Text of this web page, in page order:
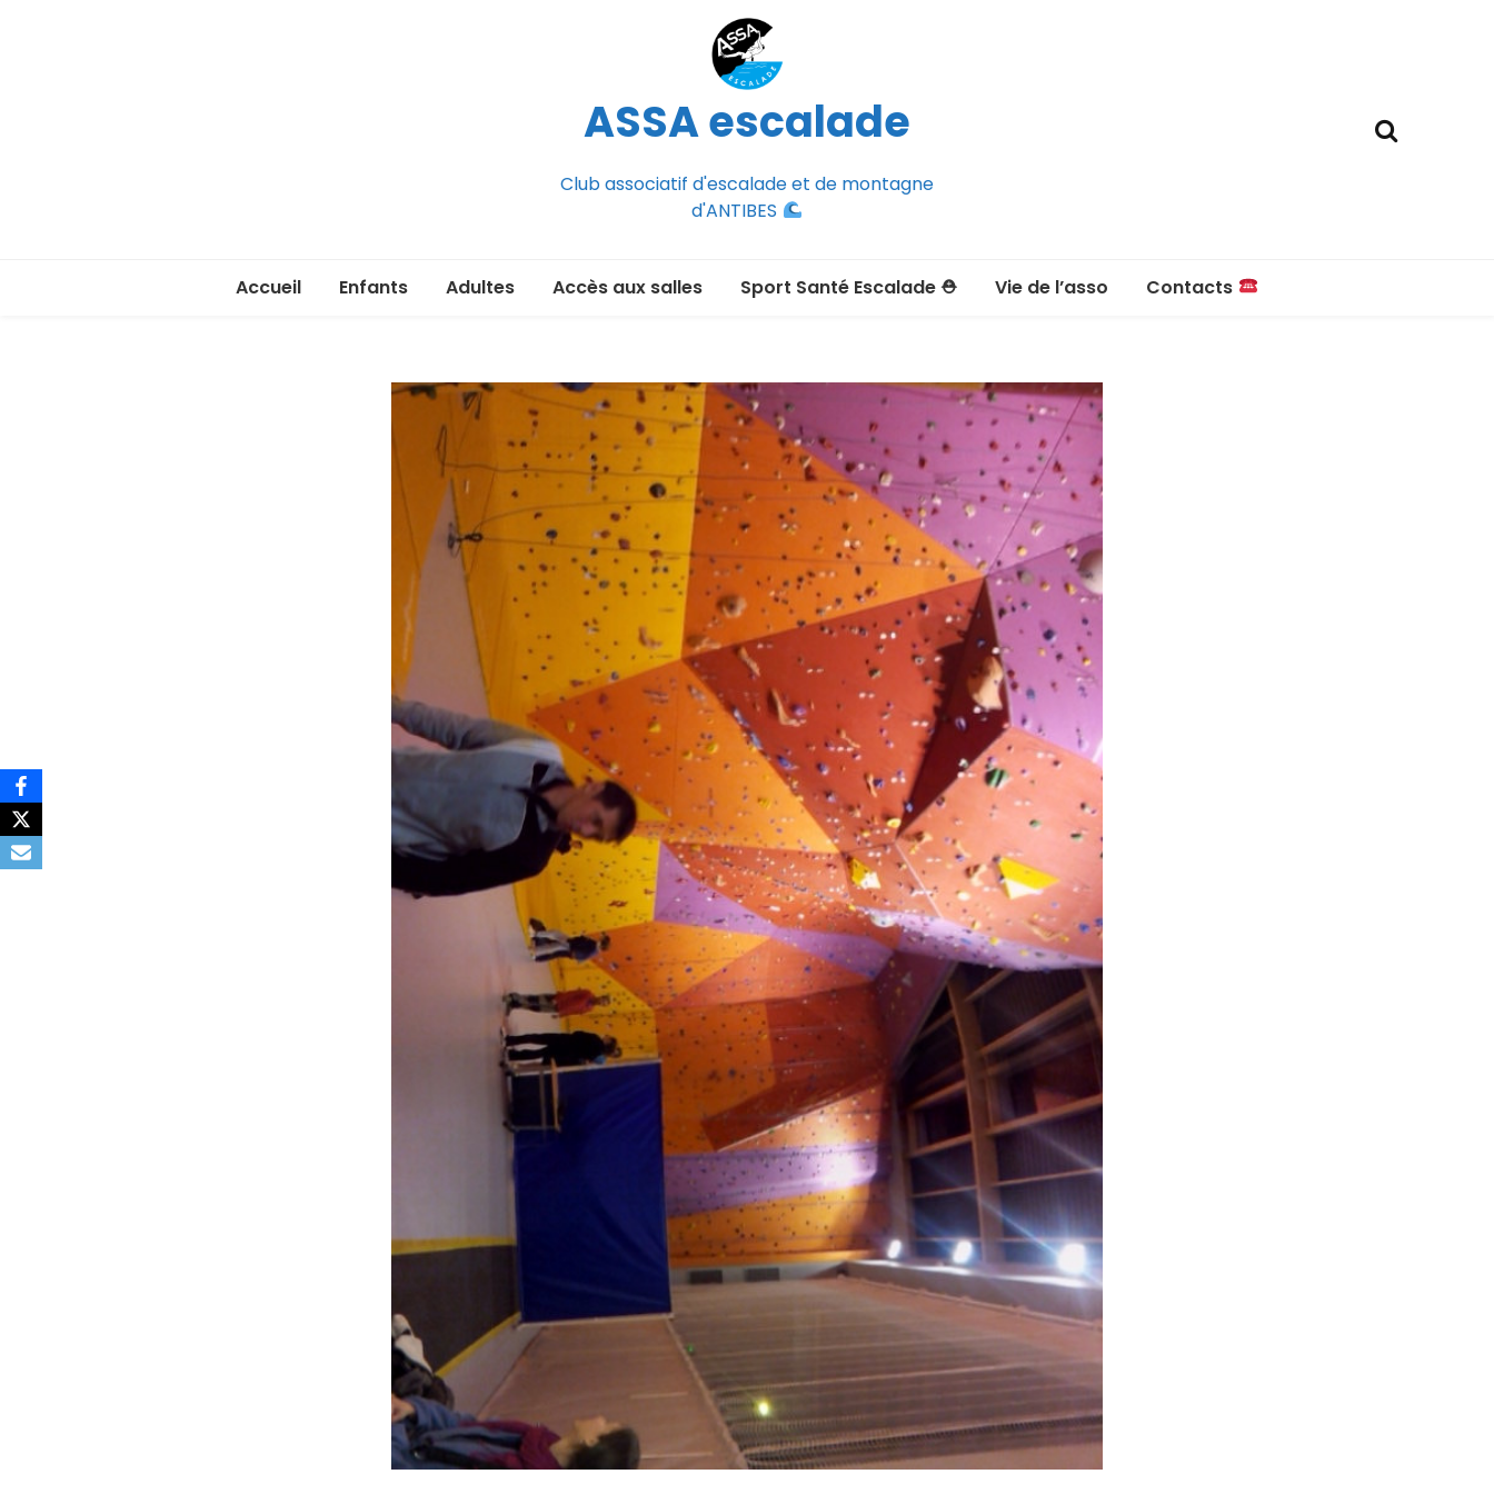
ASSA escalade
Club associatif d'escalade et de montagne
d'ANTIBES
Accueil Enfants
Stage été 2026
Adultes
ASSA Section Montagne
(licence FFCAM)
Je veux passer un
passeport
Devenir responsable de
séance
Créer une événement non
officiel sur Spond
Tutoriel SPOND Adulte
Charte du grimpeur ASSA
Programme des cours
Accès aux salles Sport Santé Escalade ⛑ Vie de l’asso
Contacts
Réglement intérieur
Questions fréquentes
Youtube ASSA
Matériel
Les encadrants du club
Histoire de l’Assa
La bibliothèque de l’ASSA
Sécurité
Formations
Barème kilométrique club
Contacts